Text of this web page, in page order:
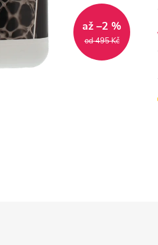
od 495 Kč
až –2 %